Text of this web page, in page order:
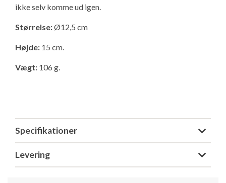
Isabella fortelte til specialvogne
Persondata
GPDR - Optagelse af foto og video
ikke selv komme ud igen.
Størrelse:Ø12,5 cm
Højde: 15 cm.
Vægt: 106 g.
Specifikationer
Levering